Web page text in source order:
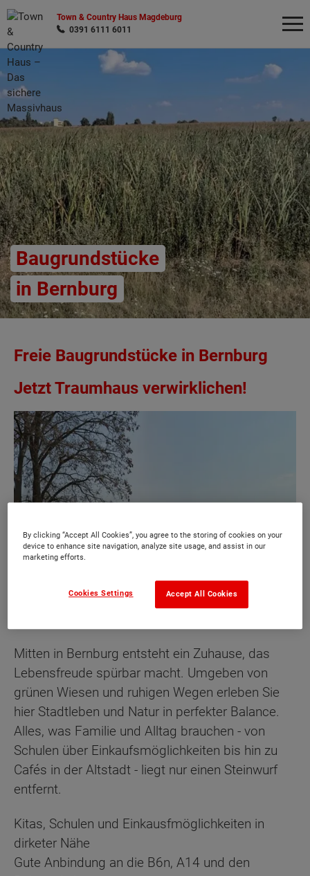
Town & Country Haus Magdeburg
0391 6111 6011
Baugrundstücke
in Bernburg
Freie Baugrundstücke in Bernburg
Jetzt Traumhaus verwirklichen!
Mitten in Bernburg entsteht ein Zuhause, das
Lebensfreude spürbar macht. Umgeben von
grünen Wiesen und ruhigen Wegen erleben Sie
hier Stadtleben und Natur in perfekter Balance.
Alles, was Familie und Alltag brauchen - von
Schulen über Einkaufsmöglichkeiten bis hin zu
Cafés in der Altstadt - liegt nur einen Steinwurf
entfernt.
Kitas, Schulen und Einkausfmöglichkeiten in
dirketer Nähe
Gute Anbindung an die B6n, A14 und den
Wonach möchten Sie suchen?
By clicking “Accept All Cookies”, you agree to the storing of cookies on your
device to enhance site navigation, analyze site usage, and assist in our
marketing efforts.
Accept All Cookies
Cookies Settings